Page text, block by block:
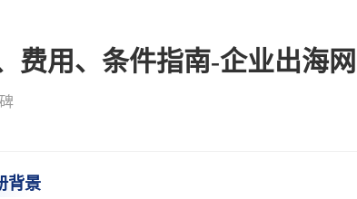
费用、条件指南-企业出海网
背景